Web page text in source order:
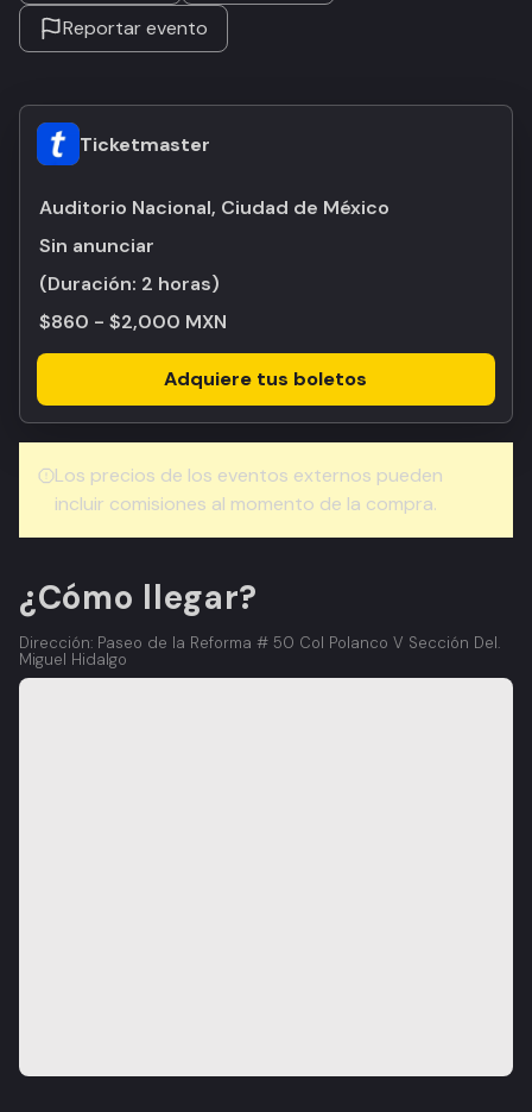
Reportar evento
Ticketmaster
Auditorio Nacional, Ciudad de México
Sin anunciar
(Duración: 2 horas)
$860 - $2,000 MXN
Adquiere tus boletos
Los precios de los eventos externos pueden
incluir comisiones al momento de la compra.
¿Cómo llegar?
Dirección: Paseo de la Reforma # 50 Col Polanco V Sección Del.
Miguel Hidalgo